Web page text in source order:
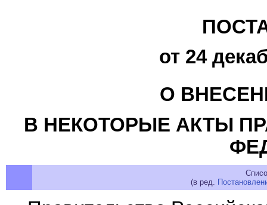
от 24
О
В НЕКОТОРЫЕ АКТЫ
(в ред.